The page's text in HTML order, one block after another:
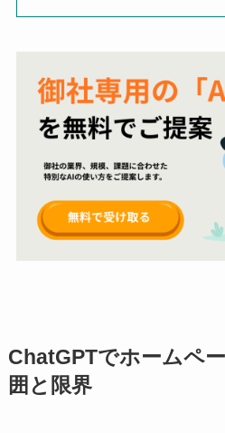
ChatGPTでホームペ
囲と限界